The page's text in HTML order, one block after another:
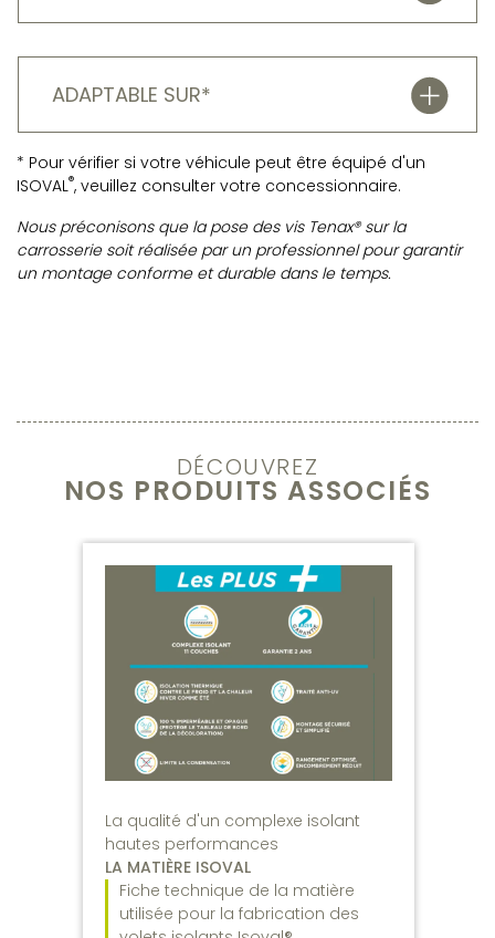
ADAPTABLE SUR*
* Pour vérifier si votre véhicule peut être équipé d'un
ISOVAL®, veuillez consulter votre concessionnaire.
Nous préconisons que la pose des vis Tenax® sur la
carrosserie soit réalisée par un professionnel pour garantir
un montage conforme et durable dans le temps.
DÉCOUVREZ
NOS PRODUITS ASSOCIÉS
La qualité d'un complexe isolant
hautes performances
LA MATIÈRE ISOVAL
Fiche technique de la matière
utilisée pour la fabrication des